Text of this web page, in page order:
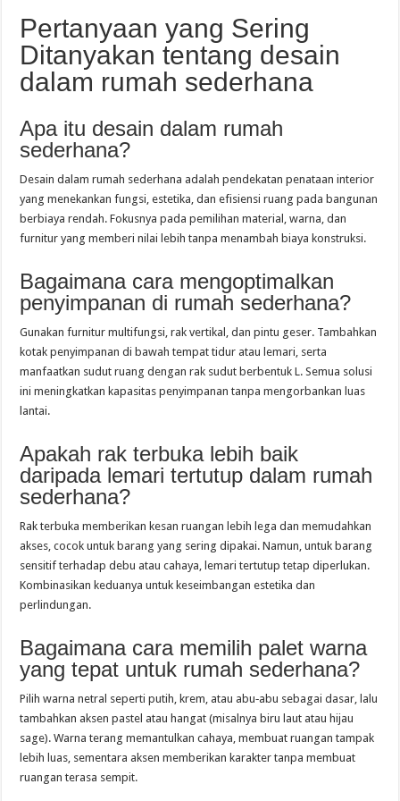
Pertanyaan yang Sering
Ditanyakan tentang desain
dalam rumah sederhana
Apa itu desain dalam rumah
sederhana?
Desain dalam rumah sederhana adalah pendekatan penataan interior
yang menekankan fungsi, estetika, dan efisiensi ruang pada bangunan
berbiaya rendah. Fokusnya pada pemilihan material, warna, dan
furnitur yang memberi nilai lebih tanpa menambah biaya konstruksi.
Bagaimana cara mengoptimalkan
penyimpanan di rumah sederhana?
Gunakan furnitur multifungsi, rak vertikal, dan pintu geser. Tambahkan
kotak penyimpanan di bawah tempat tidur atau lemari, serta
manfaatkan sudut ruang dengan rak sudut berbentuk L. Semua solusi
ini meningkatkan kapasitas penyimpanan tanpa mengorbankan luas
lantai.
Apakah rak terbuka lebih baik
daripada lemari tertutup dalam rumah
sederhana?
Rak terbuka memberikan kesan ruangan lebih lega dan memudahkan
akses, cocok untuk barang yang sering dipakai. Namun, untuk barang
sensitif terhadap debu atau cahaya, lemari tertutup tetap diperlukan.
Kombinasikan keduanya untuk keseimbangan estetika dan
perlindungan.
Bagaimana cara memilih palet warna
yang tepat untuk rumah sederhana?
Pilih warna netral seperti putih, krem, atau abu‑abu sebagai dasar, lalu
tambahkan aksen pastel atau hangat (misalnya biru laut atau hijau
sage). Warna terang memantulkan cahaya, membuat ruangan tampak
lebih luas, sementara aksen memberikan karakter tanpa membuat
ruangan terasa sempit.